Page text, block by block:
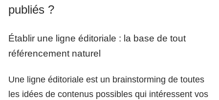
publiés ?
Établir une ligne éditoriale : la base de tout
référencement naturel
Une ligne éditoriale est un brainstorming de toutes
les idées de contenus possibles qui intéressent vos